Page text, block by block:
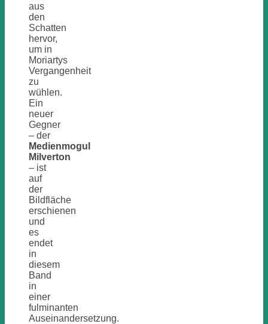
aus
den
Schatten
hervor,
um in
Moriartys
Vergangenheit
zu
wühlen.
Ein
neuer
Gegner
– der
Medienmogul
Milverton
– ist
auf
der
Bildfläche
erschienen
und
es
endet
in
diesem
Band
in
einer
fulminanten
Auseinandersetzung.